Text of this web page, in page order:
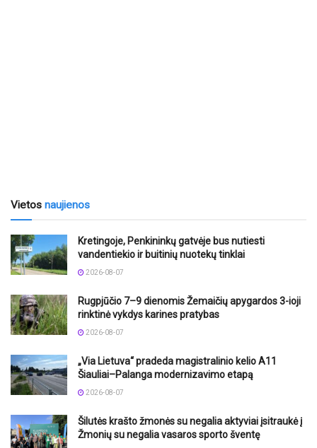
Vietos naujienos
Kretingoje, Penkininkų gatvėje bus nutiesti
vandentiekio ir buitinių nuotekų tinklai
2026-08-07
Rugpjūčio 7–9 dienomis Žemaičių apygardos 3-ioji
rinktinė vykdys karines pratybas
2026-08-07
„Via Lietuva“ pradeda magistralinio kelio A11
Šiauliai–Palanga modernizavimo etapą
2026-08-07
Šilutės krašto žmonės su negalia aktyviai įsitraukė į
Žmonių su negalia vasaros sporto šventę